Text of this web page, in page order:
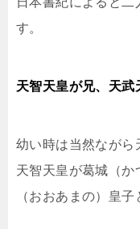
す。
天智天皇が兄、天武
幼い時は当然ながら
天智天皇が葛城（か
（おおあまの）皇子